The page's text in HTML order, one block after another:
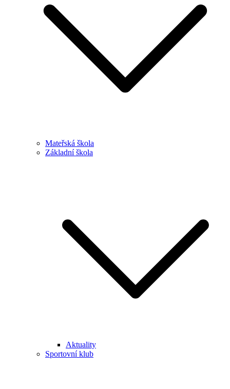
Mateřská škola
Základní škola
Aktuality
Sportovní klub